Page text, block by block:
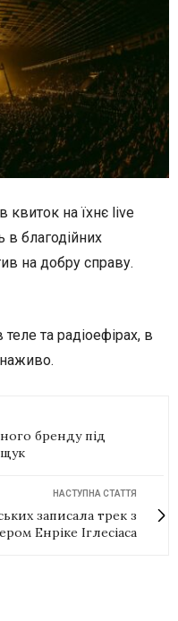
квиток на їхнє live
в благодійних
на добру справу.
та радіоефірах, в
бренду під
НАСТУПНА СТАТТЯ
записала трек з
Енріке Іглесіаса